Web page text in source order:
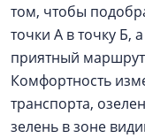
том, чтобы
точки А в точку Б,
приятный
Комфортность
транспорта,
зелень в зоне